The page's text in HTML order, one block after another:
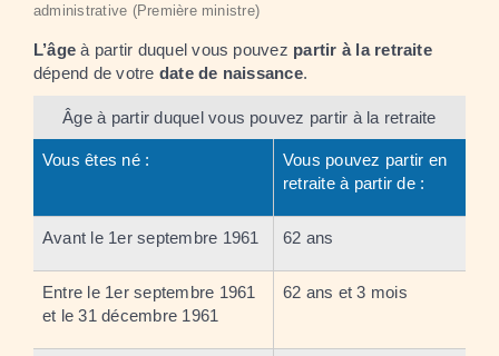
administrative (Première ministre)
L’âge à partir duquel vous pouvez partir à la retraite
dépend de votre date de naissance.
Âge à partir duquel vous pouvez partir à la retraite
Vous êtes né :
Vous pouvez partir en
retraite à partir de :
Avant le 1erseptembre 1961 62 ans
Entre le 1erseptembre 1961
et le 31 décembre 1961
62 ans et 3 mois